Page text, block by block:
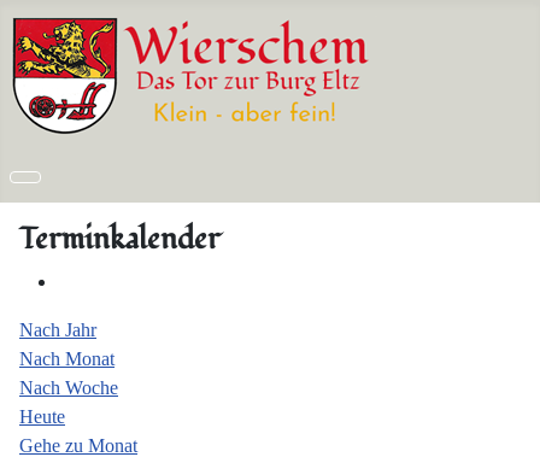
Terminkalender
Nach Jahr
Nach Monat
Nach Woche
Heute
Gehe zu Monat